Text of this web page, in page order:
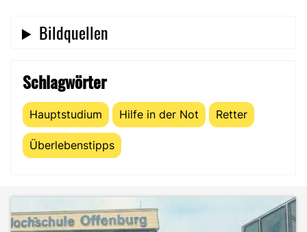
Bildquellen
Schlagwörter
Hauptstudium Hilfe in der Not Retter
Überlebenstipps